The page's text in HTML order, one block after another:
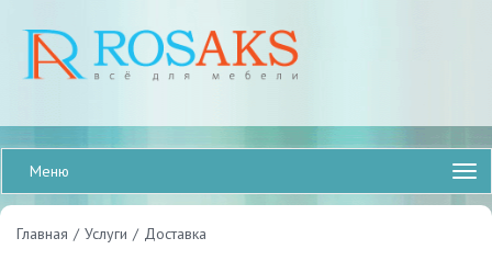
Меню
Главная / Услуги / Доставка